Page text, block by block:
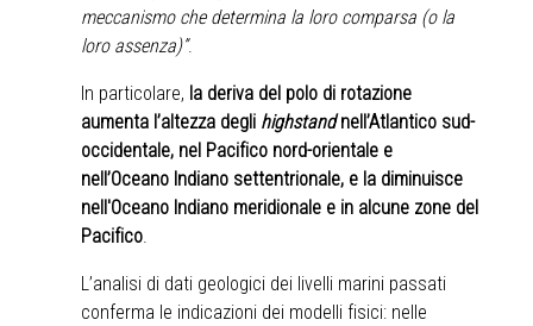
meccanismo che determina la loro comparsa (o la
loro assenza)”.
In particolare, la deriva del polo di rotazione
aumenta l’altezza degli highstandnell’Atlantico sud-
occidentale, nel Pacifico nord-orientale e
nell’Oceano Indiano settentrionale, e la diminuisce
nell'Oceano Indiano meridionale e in alcune zone del
Pacifico.
L’analisi di dati geologici dei livelli marini passati
conferma le indicazioni dei modelli fisici: nelle